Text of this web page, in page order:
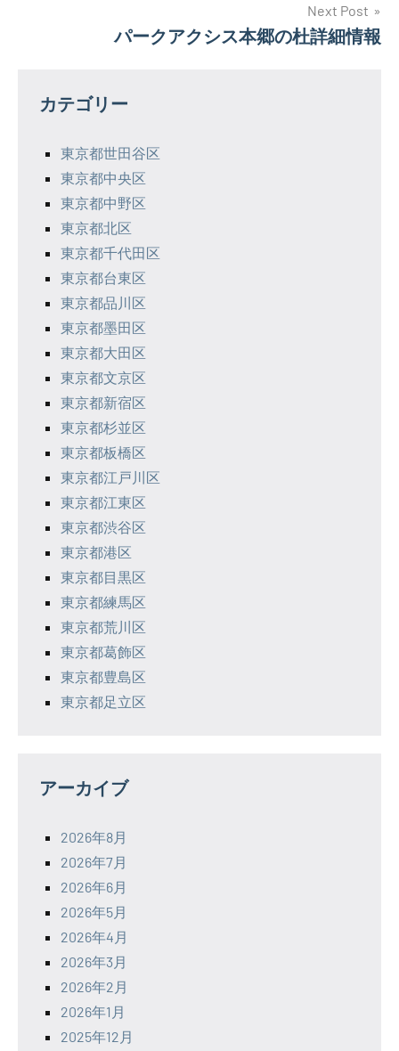
ー
Next Post
パークアクシス本郷の杜詳細情報
カテゴリー
東京都世田谷区
東京都中央区
東京都中野区
東京都北区
東京都千代田区
東京都台東区
東京都品川区
東京都墨田区
東京都大田区
東京都文京区
東京都新宿区
東京都杉並区
東京都板橋区
東京都江戸川区
東京都江東区
東京都渋谷区
東京都港区
東京都目黒区
東京都練馬区
東京都荒川区
東京都葛飾区
東京都豊島区
東京都足立区
アーカイブ
2026年8月
2026年7月
2026年6月
2026年5月
2026年4月
2026年3月
2026年2月
2026年1月
2025年12月